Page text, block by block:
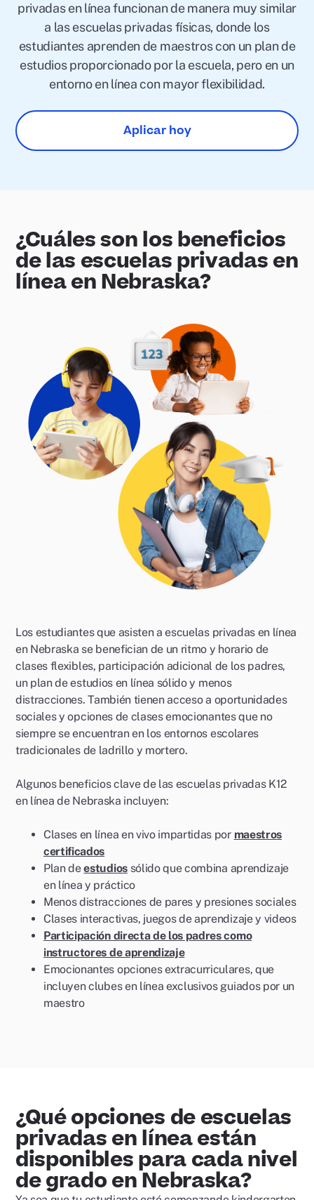
privadas en línea funcionan de manera muy similar
a las escuelas privadas físicas, donde los
estudiantes aprenden de maestros con un plan de
estudios proporcionado por la escuela, pero en un
entorno en línea con mayor flexibilidad.
Aplicar hoy
¿Cuáles son los beneficios
de las escuelas privadas en
línea en Nebraska?
Los estudiantes que asisten a escuelas privadas en línea
en Nebraska se benefician de un ritmo y horario de
clases flexibles, participación adicional de los padres,
un plan de estudios en línea sólido y menos
distracciones. También tienen acceso a oportunidades
sociales y opciones de clases emocionantes que no
siempre se encuentran en los entornos escolares
tradicionales de ladrillo y mortero.
Algunos beneficios clave de las escuelas privadas K12
en línea de Nebraska incluyen:
Clases en línea en vivo impartidas por maestros
certificados
Plan deestudios sólido que combina aprendizaje
en línea y práctico
Menos distracciones de pares y presiones sociales
Clases interactivas, juegos de aprendizaje y videos
Participación directa de los padres como
instructores de aprendizaje
Emocionantes opciones extracurriculares, que
incluyen clubes en línea exclusivos guiados por un
maestro
¿Qué opciones de escuelas
privadas en línea están
disponibles para cada nivel
de grado en Nebraska?